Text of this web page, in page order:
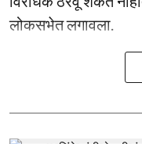
लोकसभेत लगावला.